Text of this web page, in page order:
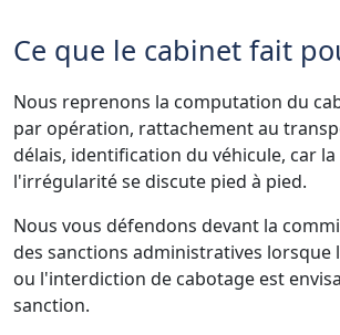
Ce que le cabinet fait
Nous reprenons la computation du
par opération, rattachement au
délais, identification du véhicule, car
l'irrégularité se discute pied à pied.
Nous vous défendons devant la
des sanctions administratives
ou l'interdiction de cabotage est
sanction.